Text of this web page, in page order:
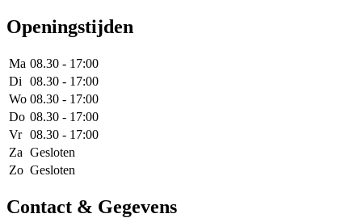
Openingstijden
Ma 08.30 - 17:00
Di
08.30 - 17:00
Wo 08.30 - 17:00
Do 08.30 - 17:00
Vr 08.30 - 17:00
Za Gesloten
Zo Gesloten
Contact & Gegevens